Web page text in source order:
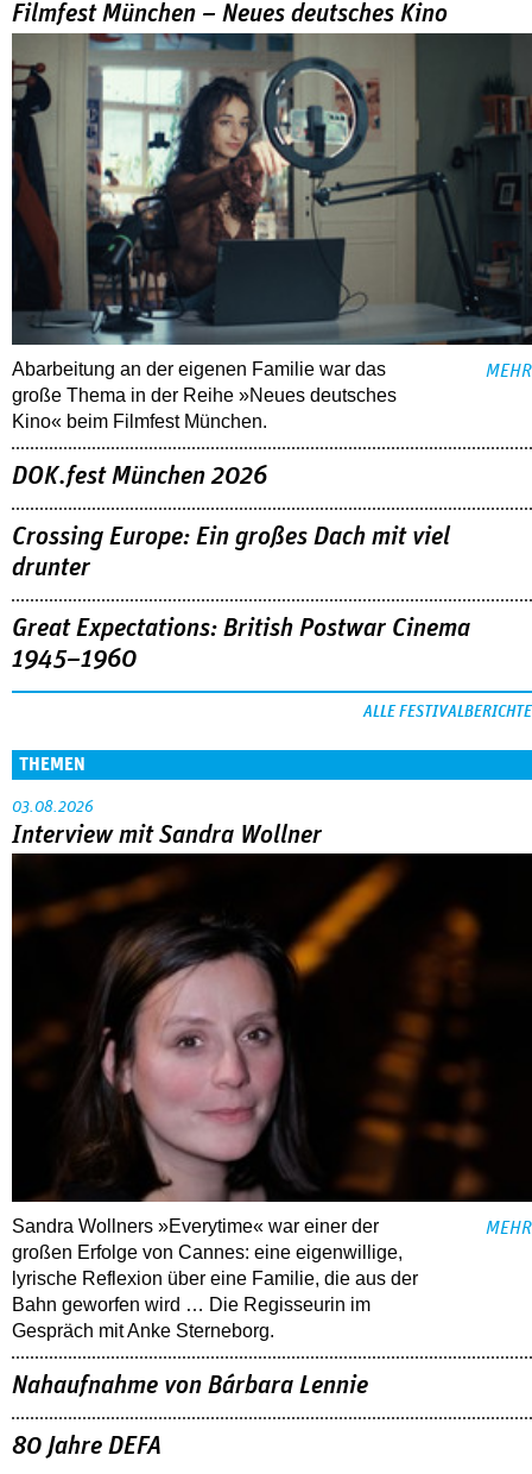
Filmfest München – Neues deutsches Kino
Abarbeitung an der eigenen Familie war das
große Thema in der Reihe »Neues deutsches
Kino« beim Filmfest München.
MEHR
DOK.fest München 2026
Crossing Europe: Ein großes Dach mit viel
drunter
Great Expectations: British Postwar Cinema
1945–1960
ALLE FESTIVALBERICHTE
THEMEN
03.08.2026
Interview mit Sandra Wollner
Sandra Wollners »Everytime« war einer der
großen Erfolge von Cannes: eine eigenwillige,
lyrische Reflexion über eine ­Familie, die aus der
Bahn geworfen wird … Die Regisseurin im
Gespräch mit Anke Sterneborg.
MEHR
Nahaufnahme von Bárbara Lennie
80 Jahre DEFA